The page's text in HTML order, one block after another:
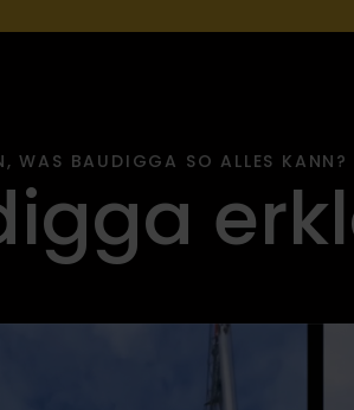
WAS BAUDIGGA SO ALLES KANN?